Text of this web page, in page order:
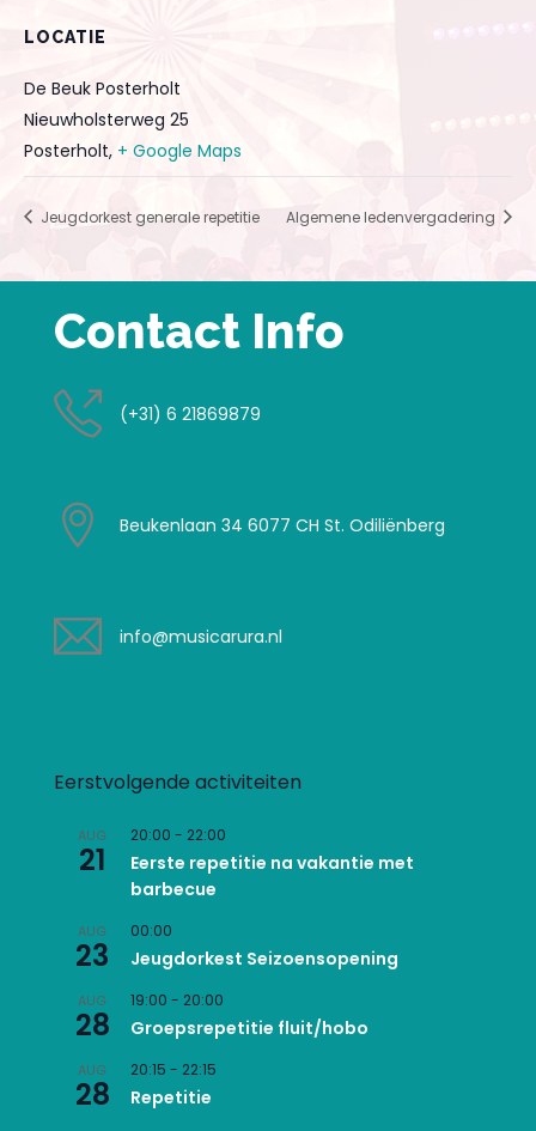
LOCATIE
De Beuk Posterholt
Nieuwholsterweg 25
Posterholt, + Google Maps
Jeugdorkest generale repetitie Algemene ledenvergadering
Contact Info
(+31) 6 21869879
Beukenlaan 34 6077 CH St. Odiliënberg
info@musicarura.nl
Eerstvolgende activiteiten
AUG
21
20:00 - 22:00
Eerste repetitie na vakantie met
barbecue
AUG
23
00:00
Jeugdorkest Seizoensopening
AUG
28
19:00 - 20:00
Groepsrepetitie fluit/hobo
AUG
28
20:15 - 22:15
Repetitie